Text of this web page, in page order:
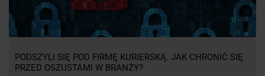
PODSZYLI SIĘ POD FIRMĘ KURIERSKĄ. JAK CHRONIĆ SIĘ
PRZED OSZUSTAMI W BRANŻY?